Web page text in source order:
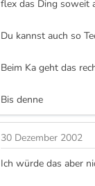
flex das Ding soweit
Du kannst auch so
Beim Ka geht das
Bis denne
30 Dezember 2002
Ich würde das aber